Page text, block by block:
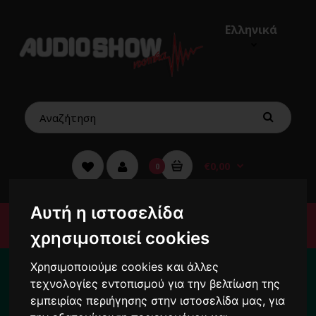
Αυτή η ιστοσελίδα
χρησιμοποιεί cookies
Χρησιμοποιούμε cookies και άλλες
τεχνολογίες εντοπισμού για την βελτίωση της
εμπειρίας περιήγησης στην ιστοσελίδα μας, για
Ελληνικά
0 €0,00
Για το διάστημα από 10/8 ως 24/8 οι
παραγγελίες σας ενδέχεται να
καθυστερήσουν !